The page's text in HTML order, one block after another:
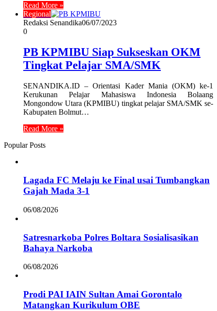
Read More »
Regional
Redaksi Senandika06/07/2023
0
PB KPMIBU Siap Sukseskan OKM
Tingkat Pelajar SMA/SMK
SENANDIKA.ID – Orientasi Kader Mania (OKM) ke-1
Kerukunan Pelajar Mahasiswa Indonesia Bolaang
Mongondow Utara (KPMIBU) tingkat pelajar SMA/SMK se-
Kabupaten Bolmut…
Read More »
Popular Posts
Lagada FC Melaju ke Final usai Tumbangkan
Gajah Mada 3-1
06/08/2026
Satresnarkoba Polres Boltara Sosialisasikan
Bahaya Narkoba
06/08/2026
Prodi PAI IAIN Sultan Amai Gorontalo
Matangkan Kurikulum OBE